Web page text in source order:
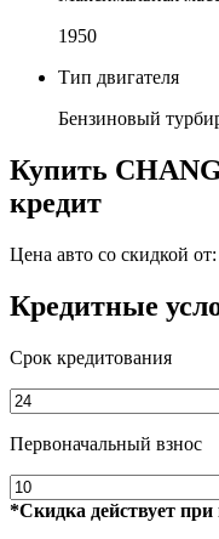
1950
Тип двигателя
Бензиновый
Купить
кредит
Цена авто со скидкой от:
Кредитные
Срок кредитования
Первоначальный взнос
*Скидка действует при